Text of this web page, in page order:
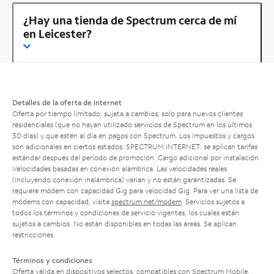
¿Hay una tienda de Spectrum cerca de mí
en Leicester?
Detalles de la oferta de Internet
Oferta por tiempo limitado; sujeta a cambios; solo para nuevos clientes
residenciales (que no hayan utilizado servicios de Spectrum en los últimos
30 días) y que estén al día en pagos con Spectrum. Los impuestos y cargos
son adicionales en ciertos estados. SPECTRUM INTERNET: se aplican tarifas
estándar después del período de promoción. Cargo adicional por instalación.
Velocidades basadas en conexión alámbrica. Las velocidades reales
(incluyendo conexión inalámbrica) varían y no están garantizadas. Se
requiere módem con capacidad Gig para velocidad Gig. Para ver una lista de
módems con capacidad, visita spectrum.net/modem . Servicios sujetos a
todos los términos y condiciones de servicio vigentes, los cuales están
sujetos a cambios. No están disponibles en todas las áreas. Se aplican
restricciones.
Términos y condiciones
Oferta válida en dispositivos selectos, compatibles con Spectrum Mobile.